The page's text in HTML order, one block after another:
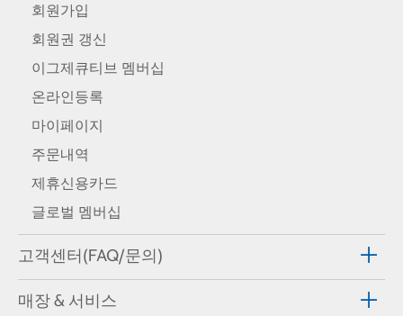
회원가입
회원권 갱신
이그제큐티브 멤버십
온라인등록
마이페이지
주문내역
제휴신용카드
글로벌 멤버십
고객센터(FAQ/문의)
매장 & 서비스